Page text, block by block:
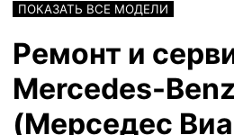
ПОКАЗАТЬ ВСЕ МОДЕЛИ
Ремонт и
Mercedes-
(Мерседес